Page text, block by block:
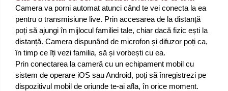
Camera va porni automat atunci când te vei conecta la ea
pentru o transmisiune live. Prin accesarea de la distanță
poți să ajungi în mijlocul familiei tale, chiar dacă fizic ești la
distanță. Camera dispunând de microfon și difuzor poți ca,
în timp ce îți vezi familia, să și vorbești cu ea.
Prin conectarea la cameră cu un echipament mobil cu
sistem de operare iOS sau Android, poți să înregistrezi pe
dispozitivul mobil de oriunde te-ai afla, în orice moment.